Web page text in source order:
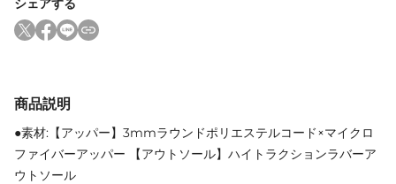
シェアする
商品説明
●素材:【アッパー】3mmラウンドポリエステルコード×マイクロ
ファイバーアッパー 【アウトソール】ハイトラクションラバーア
ウトソール